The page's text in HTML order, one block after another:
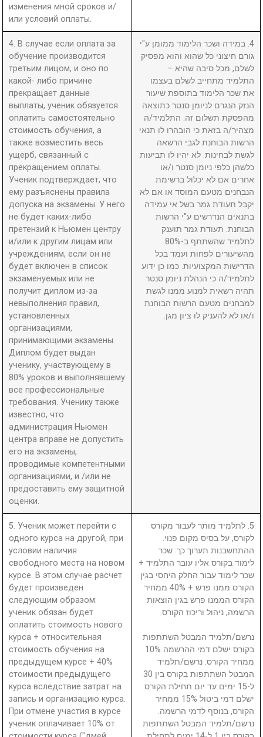
изменения мной сроков и/
или условий оплаты.
4. В случае если оплата за
обучение производится
третьим лицом, и оно по
какой- либо причине
прекращает данные
выплаты, ученик обязуется
оплатить самостоятельно
стоимость обучения, а
также возместить весь
ущерб, связанный с
прекращением оплаты.
Ученик подтверждает, что
ему разъяснены правила
допуска на экзамены. У него
не будет каких-либо
претензий к Ньюмен центру
и/или к другим лицам или
учреждениям, если он не
будет включен в список
экзаменуемых или не
получит диплом из-за
невыполнения правил,
установленных
организациями,
принимающими экзамены.
Диплом будет выдан
ученику, участвующему в
80% уроков и выполнявшему
все профессиональные
требования. Ученику также
известно, что
администрация Ньюмен
центра вправе не допустить
его на экзамены,
проводимые компетентными
организациями, и /или не
предоставить ему защитной
оценки.
4. במידה ושכר הלימוד ממומן ע"י
גורם חיצוני כל שהוא והוא מפסיק
לשלם, מכל סיבה שהיא –
התלמיד מתחייב לשלם בעצמו
את שכר הלימוד בתוספת שיעור
הנזק הנגרם לניומן סנטר כתוצאה
מהפסקת תשלום זה. התלמיד/ה
מצהיר/ה בזאת כי הובהרו לו תנאי
הרשות הבוחנת לגבי הרשאה
לגשת לבחינות. לא יהיו לו תביעות
כלשהן כלפי ניומן סנטר ו/או
אחרים אם לא יכלול ברשימת
הנבחנים מטעם המוסד או אם לא
יקבל תעודת גמר בשל אי עמידה
בתנאים הנדרשים ע"י הרשות
הבוחנת. תעודת גמר תוענק
לתלמיד שהשתתף ב-80%
מהשיעורים לפחות ועמד בכל
הדרישות המקצועיות. כמו כן ידוע
לתלמיד/ה כי הנהלת ניומן סנטר
תהיה רשאית למנוע ממנו לגשת
למבחנים מטעם הרשות הבוחנת
ו/או לא להעניק לו ציון מגן.
5. Ученик может перейти с
одного курса на другой, при
условии наличия
свободного места на новом
курсе. В этом случае расчет
будет произведен
следующим образом:
ученик обязан будет
оплатить стоимость нового
курса + относительная
стоимость обучения на
предыдущем курсе + 40%
стоимости предыдущего
курса вследствие затрат на
запись и организацию курса.
При отмене участия в курсе
ученик оплачивает 10% от
5. לתלמיד מותר לעבור מקורס
לקורס, על בסיס מקום פנוי.
ההתחשבנות תערוך כך: שכר
לימוד בקורס אליו עובר התלמיד +
שכר לימוד עבור החלק היחסי בגין
הקורס ממנו פרש + 40% ממחיר
הקורס הממנו פרש בגין הוצאות
הרשמה, ניהול וריכוז הקורס.
נרשם/תלמיד המבטל השתתפות
בקורס ישלם דמי ההרשמה 10%
ממחיר הקורס. נרשם/תלמיד
המבטל השתתפות בקורס בין 30
ל-15 ימים עד יום תחילת הקורס
ישלם דמי ביטול 15% ממחיר
הקורס, בנוסף לדמי הרשמה.
נרשם/תלמיד המבטל השתתפות